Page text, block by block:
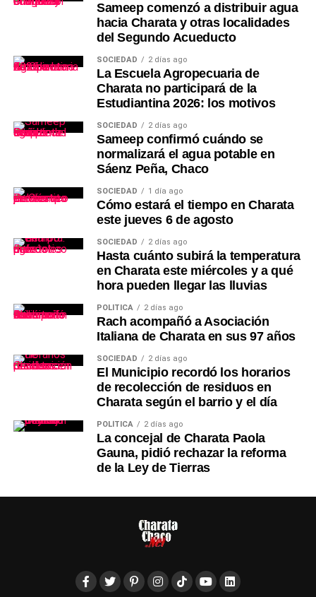
Sameep comenzó a distribuir agua
hacia Charata y otras localidades
del Segundo Acueducto
SOCIEDAD 2 días ago
La Escuela Agropecuaria de
Charata no participará de la
Estudiantina 2026: los motivos
SOCIEDAD 2 días ago
Sameep confirmó cuándo se
normalizará el agua potable en
Sáenz Peña, Chaco
SOCIEDAD 1 día ago
Cómo estará el tiempo en Charata
este jueves 6 de agosto
SOCIEDAD 2 días ago
Hasta cuánto subirá la temperatura
en Charata este miércoles y a qué
hora pueden llegar las lluvias
POLÍTICA 2 días ago
Rach acompañó a Asociación
Italiana de Charata en sus 97 años
SOCIEDAD 2 días ago
El Municipio recordó los horarios
de recolección de residuos en
Charata según el barrio y el día
POLÍTICA 2 días ago
La concejal de Charata Paola
Gauna, pidió rechazar la reforma
de la Ley de Tierras